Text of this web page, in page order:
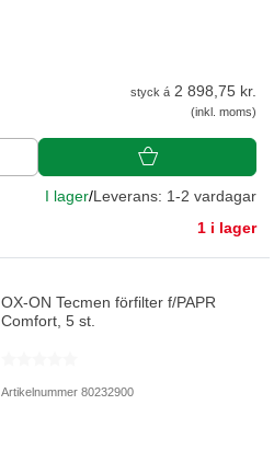
styck á 2 898,75 kr.
(inkl. moms)
I lager/Leverans: 1-2 vardagar
1 i lager
OX-ON Tecmen förfilter f/PAPR
Comfort, 5 st.
Artikelnummer 80232900